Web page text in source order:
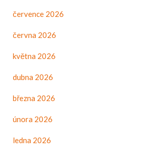
července 2026
června 2026
května 2026
dubna 2026
března 2026
února 2026
ledna 2026